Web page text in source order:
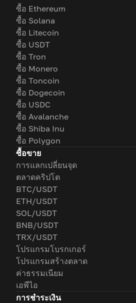
ซื้อ Ethereum
ซื้อ Solana
ซื้อ Litecoin
ซื้อ USDT
ซื้อ Tron
ซื้อ Monero
ซื้อ Toncoin
ซื้อ Dogecoin
ซื้อ USDC
ซื้อ Avalanche
ซื้อ Shiba Inu
ซื้อ Polygon
ซื้อขาย
การแลกเปลี่ยนจุด
ตลาดคริปโต
BTC/USDT
ETH/USDT
SOL/USDT
BNB/USDT
TRX/USDT
โปรแกรมโบรกเกอร์
โปรแกรมสร้างตลาด
ค่าธรรมเนียม
เอพีไอ
การชำระเงิน